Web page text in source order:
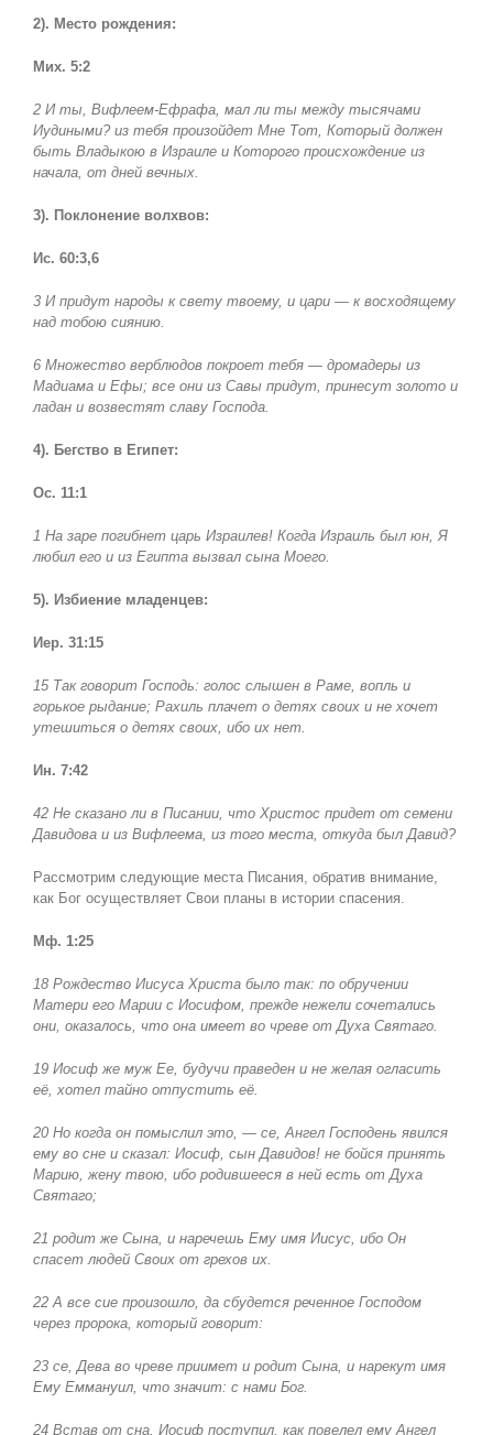
2). Место рождения:
Мих. 5:2
2 И ты, Вифлеем-Ефрафа, мал ли ты между тысячами
Иудиными? из тебя произойдет Мне Тот, Который должен
быть Владыкою в Израиле и Которого происхождение из
начала, от дней вечных.
3). Поклонение волхвов:
Ис. 60:3,6
3 И придут народы к свету твоему, и цари — к восходящему
над тобою сиянию.
6 Множество верблюдов покроет тебя — дромадеры из
Мадиама и Ефы; все они из Савы придут, принесут золото и
ладан и возвестят славу Господа.
4). Бегство в Египет:
Ос. 11:1
1 На заре погибнет царь Израилев! Когда Израиль был юн, Я
любил его и из Египта вызвал сына Моего.
5). Избиение младенцев:
Иер. 31:15
15 Так говорит Господь: голос слышен в Раме, вопль и
горькое рыдание; Рахиль плачет о детях своих и не хочет
утешиться о детях своих, ибо их нет.
Ин. 7:42
42 Не сказано ли в Писании, что Христос придет от семени
Давидова и из Вифлеема, из того места, откуда был Давид?
Рассмотрим следующие места Писания, обратив внимание,
как Бог осуществляет Свои планы в истории спасения.
Мф. 1:25
18 Рождество Иисуса Христа было так: по обручении
Матери его Марии с Иосифом, прежде нежели сочетались
они, оказалось, что она имеет во чреве от Духа Святаго.
19 Иосиф же муж Ее, будучи праведен и не желая огласить
её, хотел тайно отпустить её.
20 Но когда он помыслил это, — се, Ангел Господень явился
ему во сне и сказал: Иосиф, сын Давидов! не бойся принять
Марию, жену твою, ибо родившееся в ней есть от Духа
Святаго;
21 родит же Сына, и наречешь Ему имя Иисус, ибо Он
спасет людей Своих от грехов их.
22 А все сие произошло, да сбудется реченное Господом
через пророка, который говорит:
23 се, Дева во чреве приимет и родит Сына, и нарекут имя
Ему Еммануил, что значит: с нами Бог.
24 Встав от сна, Иосиф поступил, как повелел ему Ангел